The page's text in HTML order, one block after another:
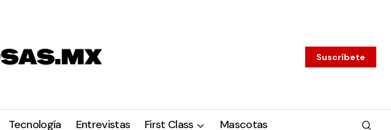
Suscríbete
Tecnología Entrevistas First Class Mascotas